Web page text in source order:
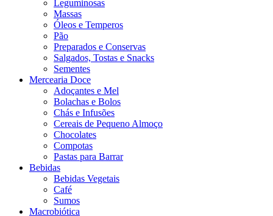
Leguminosas
Massas
Óleos e Temperos
Pão
Preparados e Conservas
Salgados, Tostas e Snacks
Sementes
Mercearia Doce
Adoçantes e Mel
Bolachas e Bolos
Chás e Infusões
Cereais de Pequeno Almoço
Chocolates
Compotas
Pastas para Barrar
Bebidas
Bebidas Vegetais
Café
Sumos
Macrobiótica